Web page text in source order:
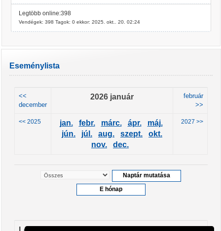
Legtöbb online:398
Vendégek: 398 Tagok: 0 ekkor: 2025. okt.. 20. 02:24
Eseménylista
<<
december
2026 január
február
>>
<< 2025 jan. febr. márc. ápr.
máj.
jún.
júl. aug. szept.
okt.
nov.
dec.
2027 >>